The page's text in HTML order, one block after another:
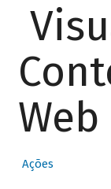
Web
Ações